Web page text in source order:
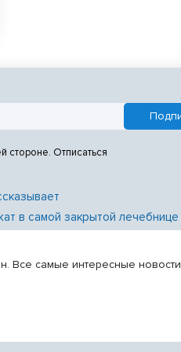
стороне. Отписаться
в самой закрытой
Все самые интересные новости